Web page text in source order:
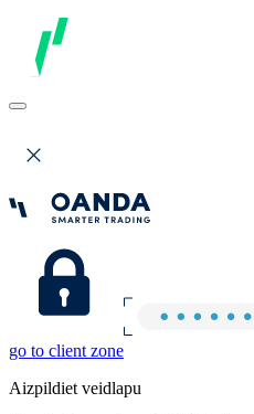
go to client zone
Aizpildiet veidlapu